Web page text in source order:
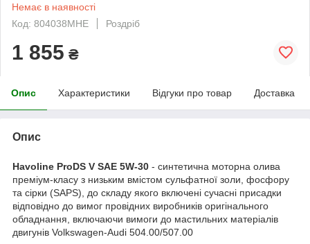
Немає в наявності
Код: 804038MHE
Роздріб
1 855 ₴
Опис Характеристики Відгуки про товар Доставка
Опис
Havoline ProDS V SAE 5W-30 - синтетична моторна олива
преміум-класу з низьким вмістом сульфатної золи, фосфору
та сірки (SAPS), до складу якого включені сучасні присадки
відповідно до вимог провідних виробників оригінального
обладнання, включаючи вимоги до мастильних матеріалів
двигунів Volkswagen-Audi 504.00/507.00